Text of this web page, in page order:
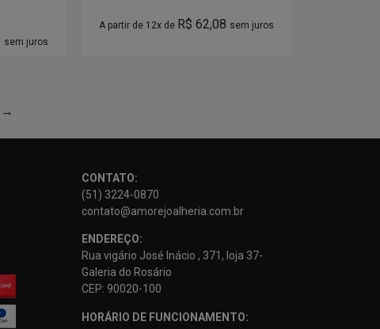
sem juros
A partir de 12x de R$ 62,08 sem juros
→
CONTATO:
(51) 3224-0870
contato@amorejoalheria.com.br
ENDEREÇO:
Rua vigário José Inácio , 371, loja 37-
Galeria do Rosário
CEP: 90020-100
HORÁRIO DE FUNCIONAMENTO: